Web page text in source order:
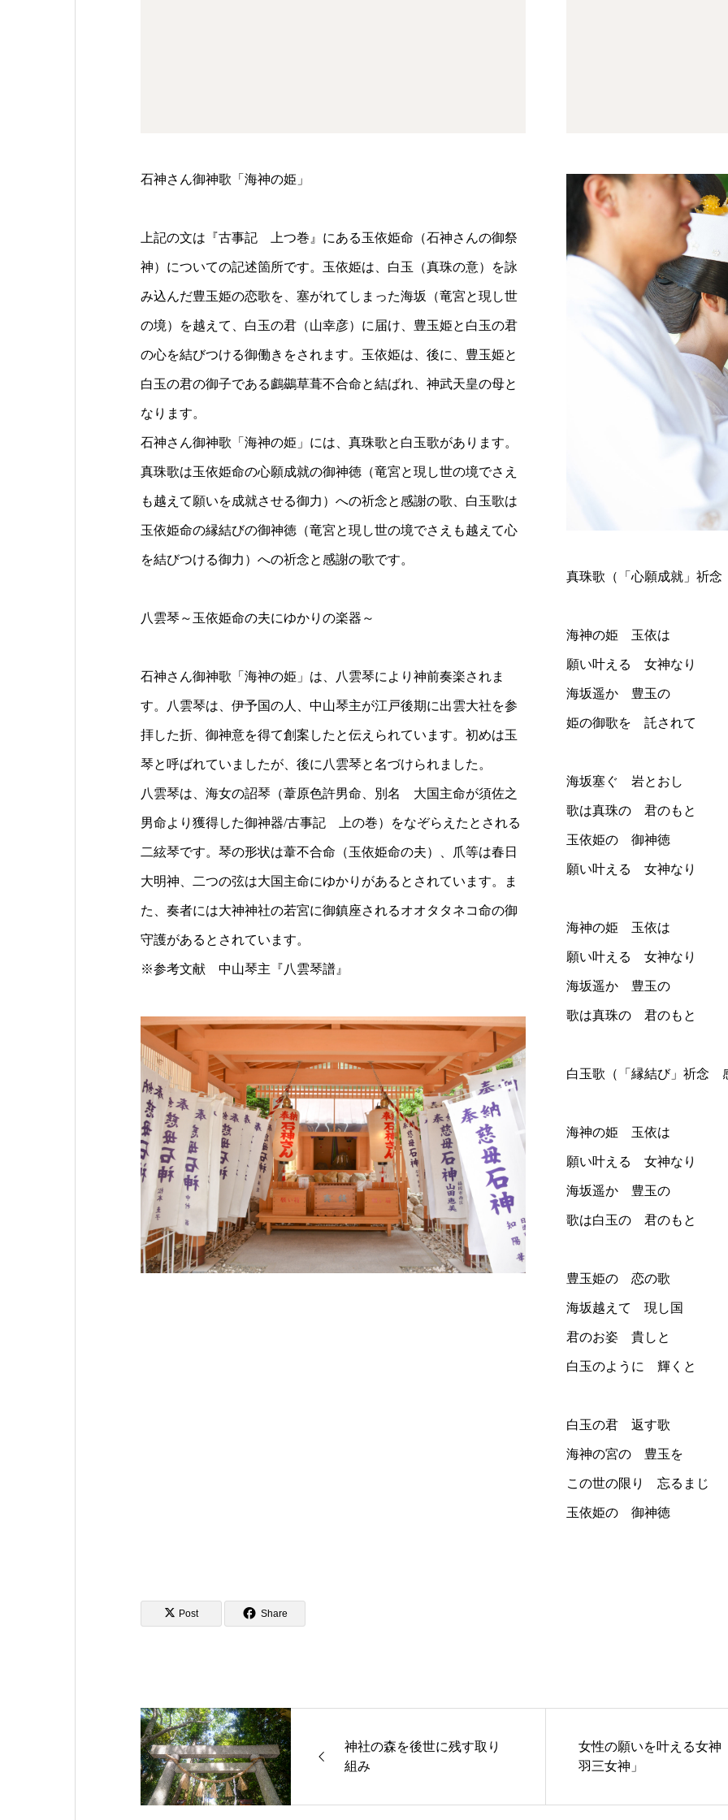
石神さん御神歌「海神の姫」
上記の文は『古事記 上つ巻』にある玉依姫命（石神さんの御祭
神）についての記述箇所です。玉依姫は、白玉（真珠の意）を詠
み込んだ豊玉姫の恋歌を、塞がれてしまった海坂（竜宮と現し世
の境）を越えて、白玉の君（山幸彦）に届け、豊玉姫と白玉の君
の心を結びつける御働きをされます。玉依姫は、後に、豊玉姫と
白玉の君の御子である鸕鷀草葺不合命と結ばれ、神武天皇の母と
なります。
石神さん御神歌「海神の姫」には、真珠歌と白玉歌があります。
真珠歌は玉依姫命の心願成就の御神徳（竜宮と現し世の境でさえ
も越えて願いを成就させる御力）への祈念と感謝の歌、白玉歌は
玉依姫命の縁結びの御神徳（竜宮と現し世の境でさえも越えて心
を結びつける御力）への祈念と感謝の歌です。
八雲琴～玉依姫命の夫にゆかりの楽器～
石神さん御神歌「海神の姫」は、八雲琴により神前奏楽されま
す。八雲琴は、伊予国の人、中山琴主が江戸後期に出雲大社を参
拝した折、御神意を得て創案したと伝えられています。初めは玉
琴と呼ばれていましたが、後に八雲琴と名づけられました。
八雲琴は、海女の詔琴（葦原色許男命、別名 大国主命が須佐之
男命より獲得した御神器/古事記 上の巻）をなぞらえたとされる
二絃琴です。琴の形状は葦不合命（玉依姫命の夫）、爪等は春日
大明神、二つの弦は大国主命にゆかりがあるとされています。ま
た、奏者には大神神社の若宮に御鎮座されるオオタタネコ命の御
守護があるとされています。
※参考文献 中山琴主『八雲琴譜』
真珠歌（「心願成就」祈
海神の姫 玉依は
願い叶える 女神なり
海坂遥か 豊玉の
姫の御歌を 託されて
海坂塞ぐ 岩とおし
歌は真珠の 君のもと
玉依姫の 御神徳
願い叶える 女神なり
海神の姫 玉依は
願い叶える 女神なり
海坂遥か 豊玉の
歌は真珠の 君のもと
白玉歌（「縁結び」祈念
海神の姫 玉依は
願い叶える 女神なり
海坂遥か 豊玉の
歌は白玉の 君のもと
豊玉姫の 恋の歌
海坂越えて 現し国
君のお姿 貴しと
白玉のように 輝くと
白玉の君 返す歌
海神の宮の 豊玉を
この世の限り 忘るまじ
玉依姫の 御神徳
Post Share
神社の森を後世に残す取り
組み
女性の願いを叶える女神
羽三女神」